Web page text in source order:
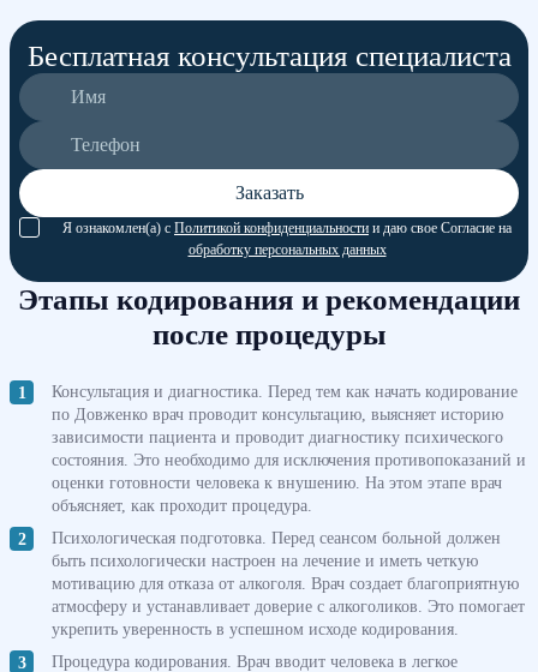
Бесплатная консультация специалиста
Заказать
Я ознакомлен(а) с Политикой конфиденциальности и даю свое Согласие на
обработку персональных данных
Этапы кодирования и рекомендации
после процедуры
Консультация и диагностика. Перед тем как начать кодирование
по Довженко врач проводит консультацию, выясняет историю
зависимости пациента и проводит диагностику психического
состояния. Это необходимо для исключения противопоказаний и
оценки готовности человека к внушению. На этом этапе врач
объясняет, как проходит процедура.
Психологическая подготовка. Перед сеансом больной должен
быть психологически настроен на лечение и иметь четкую
мотивацию для отказа от алкоголя. Врач создает благоприятную
атмосферу и устанавливает доверие с алкоголиков. Это помогает
укрепить уверенность в успешном исходе кодирования.
Процедура кодирования. Врач вводит человека в легкое